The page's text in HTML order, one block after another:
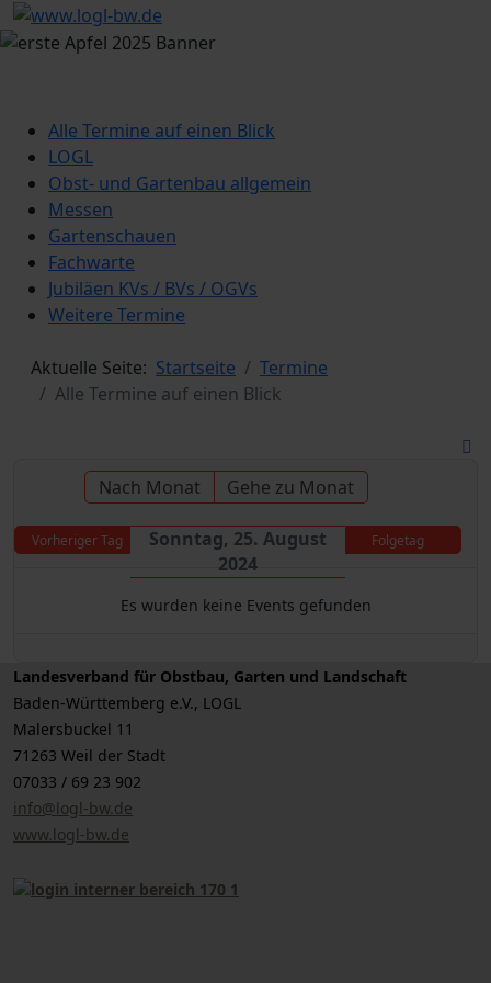
Alle Termine auf einen Blick
LOGL
Obst- und Gartenbau allgemein
Messen
Gartenschauen
Fachwarte
Jubiläen KVs / BVs / OGVs
Weitere Termine
Aktuelle Seite: Startseite
Termine
Alle Termine auf einen Blick
Nach Monat Gehe zu Monat
Vorheriger Tag
Sonntag, 25. August
2024
Folgetag
Es wurden keine Events gefunden
Landesverband für Obstbau, Garten und Landschaft
Baden-Württemberg e.V., LOGL
Malersbuckel 11
71263 Weil der Stadt
07033 / 69 23 902
info@logl-bw.de
www.logl-bw.de